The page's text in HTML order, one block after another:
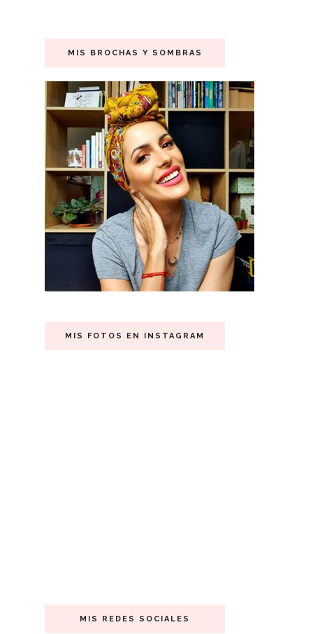
MIS BROCHAS Y SOMBRAS
MIS FOTOS EN INSTAGRAM
MIS REDES SOCIALES